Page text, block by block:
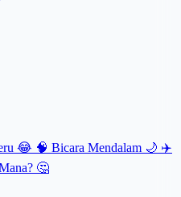
😂 🧠 Bicara Mendalam 🌙 ✈️
🤔